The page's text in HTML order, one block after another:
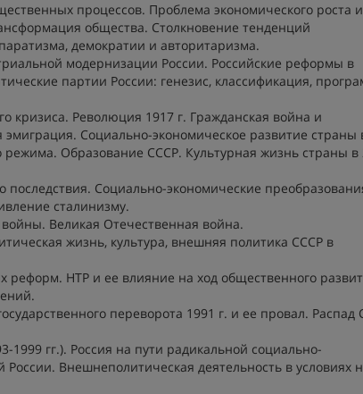
процессов. Проблема экономического роста и
общества. Столкновение тенденций
демократии и авторитаризма.
модернизации России. Российские реформы в
партии России: генезис, классификация,
кризиса. Революция 1917 г. Гражданская война и
Социально-экономическое развитие страны
Образование СССР. Культурная жизнь страны в
последствия. Социально-экономические
сталинизму.
Великая Отечественная война.
жизнь, культура, внешняя политика СССР в
реформ. НТР и ее влияние на ход общественного
переворота 1991 г. и ее провал. Распад
1999 гг.). Россия на пути радикальной социально-
Внешнеполитическая деятельность в условиях